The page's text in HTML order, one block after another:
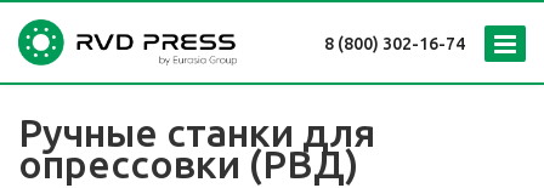
8 (800) 302-16-74
Ручные станки для
опрессовки (РВД)